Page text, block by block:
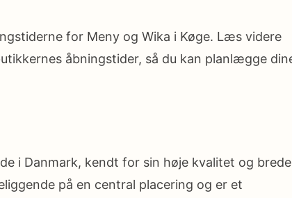
for Meny og Wika i Køge. Læs videre
åbningstider, så du kan planlægge
i Danmark, kendt for sin høje kvalitet og brede
på en central placering og er et